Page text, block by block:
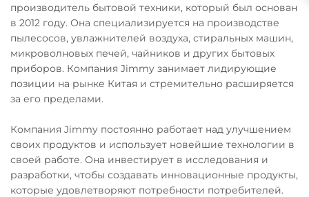
производитель бытовой техники, который был основан
в 2012 году. Она специализируется на производстве
пылесосов, увлажнителей воздуха, стиральных машин,
микроволновых печей, чайников и других бытовых
приборов. Компания Jimmy занимает лидирующие
позиции на рынке Китая и стремительно расширяется
за его пределами.
Компания Jimmy постоянно работает над улучшением
своих продуктов и использует новейшие технологии в
своей работе. Она инвестирует в исследования и
разработки, чтобы создавать инновационные продукты,
которые удовлетворяют потребности потребителей.